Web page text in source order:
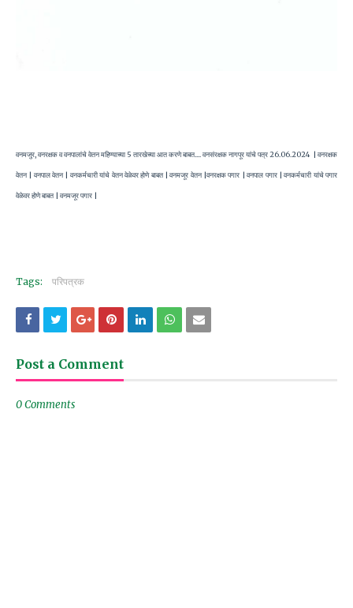
वनमजुर, वनरक्षक व वनपालांचे वेतन महिण्याच्या 5 तारखेच्या आत करणे बाबत.... वनसंरक्षक नागपूर यांचे पत्र 26.06.2024 | वनरक्षक
वेतन | वनपाल वेतन | वनकर्मचारी यांचे वेतन वेळेवर होणे बाबत | वनमजूर वेतन |वनरक्षक पगार | वनपाल पगार | वनकर्मचारी यांचे पगार
वेळेवर होणे बाबत | वनमजूर पगार |
Tags: परिपत्रक
Post a Comment
0 Comments